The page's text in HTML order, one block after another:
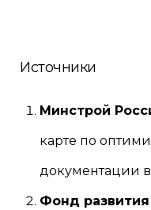
Источники
Минстрой
карте по
документации в
Фонд